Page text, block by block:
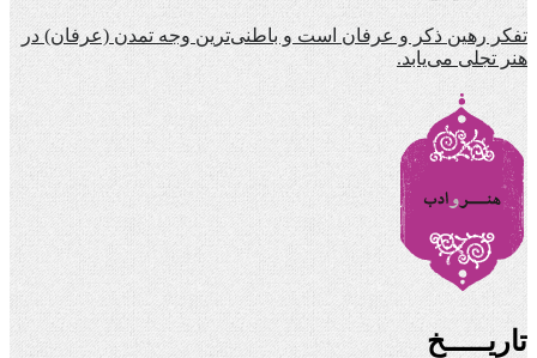
تفکر رهین ذکر و عرفان است و باطنی‌ترین وجه تمدن (عرفان) در
هنر تجلی می‌یابد.
تاریـــــخ